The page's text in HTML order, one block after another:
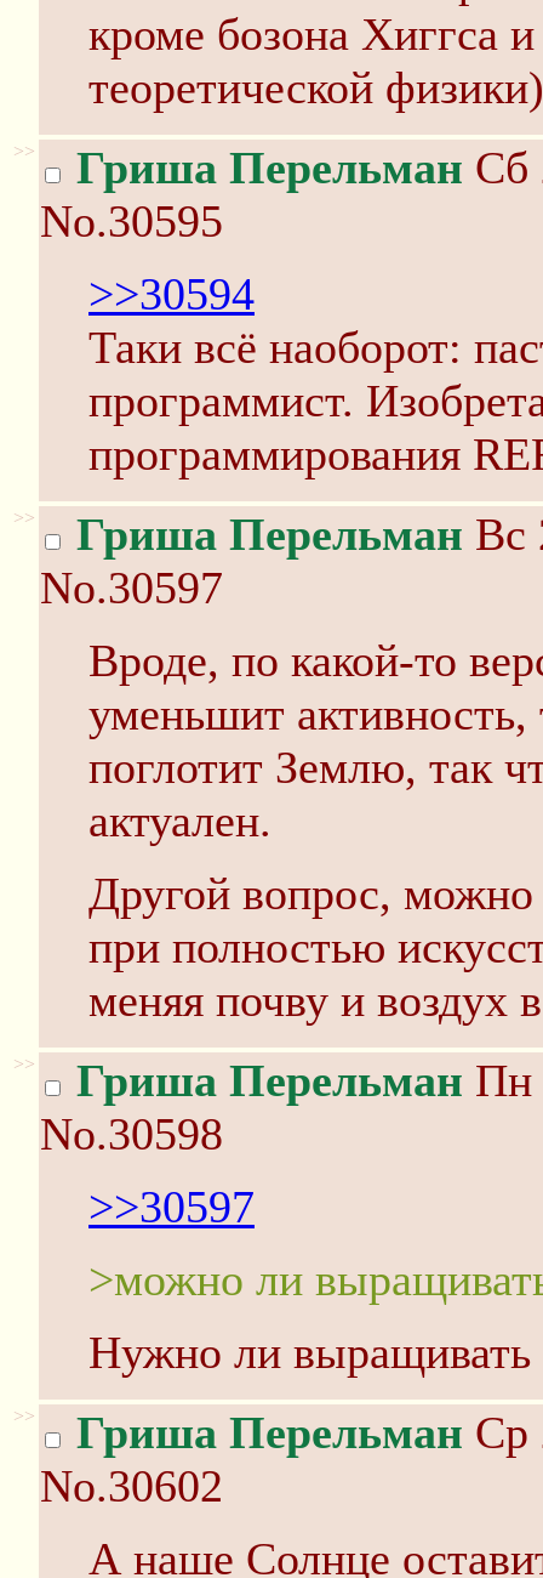
кроме бозона Хиггса
теоретической
>> Гриша Перельман Сб
No.30595
>>30594
Таки всё наоборот:
программист.
программирования
>> Гриша Перельман Вс
No.30597
Вроде, по какой-то
уменьшит
поглотит Землю, так
актуален.
Другой вопрос,
при полностью
меняя почву и воздух
>> Гриша Перельман Пн
No.30598
>>30597
>можно ли
Нужно ли выращивать
>> Гриша Перельман Ср
No.30602
А наше Солнце